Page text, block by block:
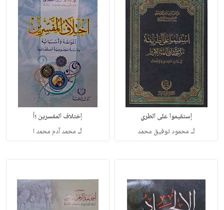
إستقيموا على الطري
لـ محمود توفيق محمد
إختلاف المفسرين ؛أ
لـ محمد آدم محمد ا